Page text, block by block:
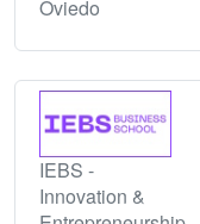
Oviedo
IEBS -
Innovation &